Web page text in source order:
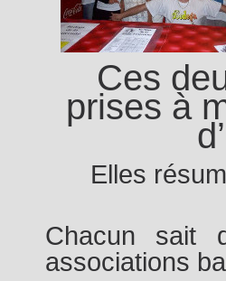
Ces
prises à
Elles
Chacun sait
associations